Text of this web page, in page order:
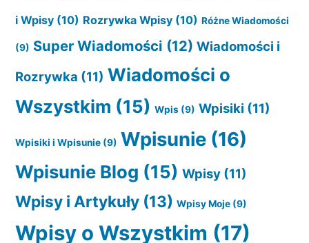
i Wpisy (10) Rozrywka Wpisy (10) Różne Wiadomości
(9) Super Wiadomości (12) Wiadomości i
Rozrywka (11) Wiadomości o
Wszystkim (15) Wpis (9) Wpisiki (11)
Wpisiki i Wpisunie (9) Wpisunie (16)
Wpisunie Blog (15) Wpisy (11)
Wpisy i Artykuły (13) Wpisy Moje (9)
Wpisy o Wszystkim (17)